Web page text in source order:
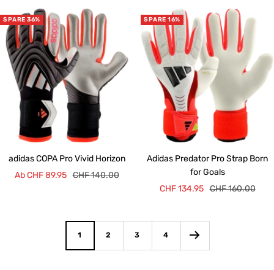
SPARE 36%
adidas COPA Pro Vivid Horizon
Angebotspreis
Ab CHF 89.95 Regulärer
CHF 140.00
SPARE 16%
Adidas Predator Pro Strap Born
for Goals
Angebotspreis
CHF 134.95 Regulärer
CHF 160.00
1 2 3 4